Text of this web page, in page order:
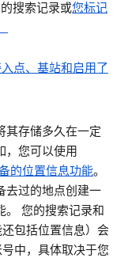
搜索记录或您标记
点、基站和启用了
其存储多久在一定
，您可以使用
的位置信息功能。
去过的地点创建一
。 您的搜索记录和
包括位置信息）会
中，具体取决于您